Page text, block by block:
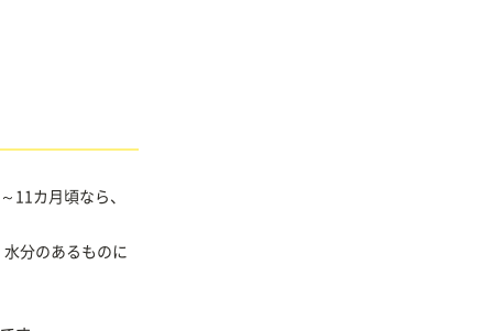
11カ月頃なら、
分のあるものに